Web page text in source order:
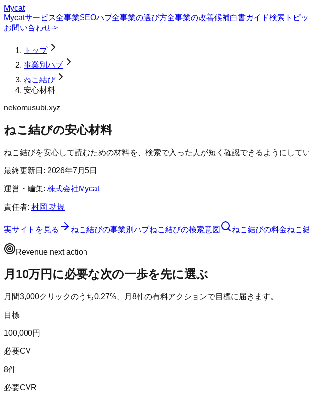
Mycat
Mycatサービス全事業SEOハブ全事業の選び方全事業の改善候補白書ガイド検索トピ
お問い合わせ->
トップ
事業別ハブ
ねこ結び
安心材料
nekomusubi.xyz
ねこ結びの安心材料
ねこ結びを安心して読むための材料を、検索で入った人が短く確認できるようにしてい
最終更新日: 2026年7月5日
運営・編集: 株式会社Mycat
責任者: 村岡 功規
実サイトを見る ねこ結びの事業別ハブねこ結びの検索意図 ねこ結びの料金ねこ
Revenue next action
月10万円に必要な次の一歩を先に選ぶ
月間3,000クリックのうち0.27%、月 8件の有料アクションで目標に届きます。
目標
100,000円
必要CV
8件
必要CVR